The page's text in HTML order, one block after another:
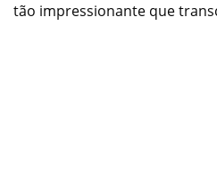
tão impressionante que